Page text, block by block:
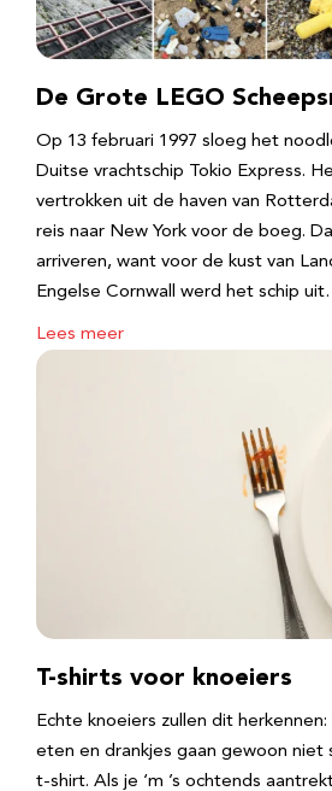
De Grote LEGO
Op 13 februari 1997 sloeg het
Duitse vrachtschip Tokio Express.
vertrokken uit de haven van
reis naar New York voor de boeg.
arriveren, want voor de kust van
Engelse Cornwall werd het schip
Lees meer
T-shirts voor knoeiers
Echte knoeiers zullen dit
eten en drankjes gaan gewoon niet
t-shirt. Als je ‘m ’s ochtends